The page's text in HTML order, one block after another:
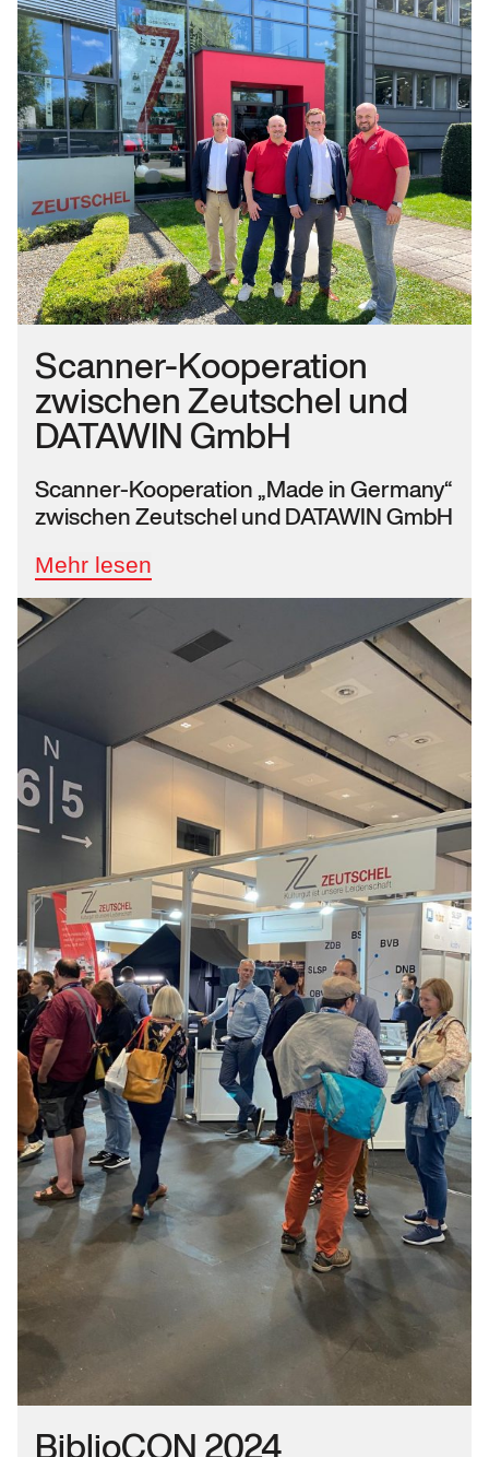
Scanner-Kooperation
zwischen Zeutschel und
DATAWIN GmbH
Scanner-Kooperation „Made in Germany“
zwischen Zeutschel und DATAWIN GmbH
BiblioCON 2024